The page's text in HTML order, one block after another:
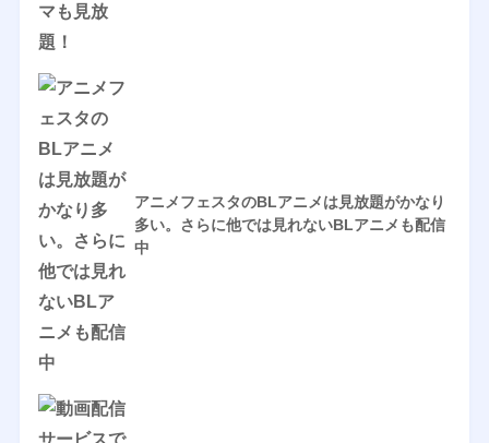
アニメフェスタのBLアニメは見放題がかなり
多い。さらに他では見れないBLアニメも配信
中